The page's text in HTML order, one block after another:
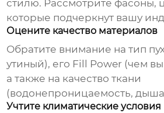
стилю. Рассмотрите фасоны,
которые подчеркнут вашу
Оцените качество материалов
Обратите внимание на тип
утиный), его Fill Power (чем
а также на качество ткани
(водонепроницаемость,
Учтите климатические условия